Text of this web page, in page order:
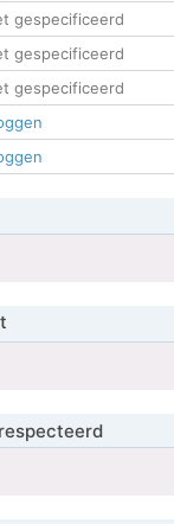
gespecificeerd
gespecificeerd
gespecificeerd